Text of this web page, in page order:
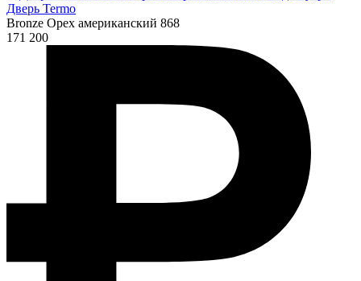
Дверь Termo
Bronze Орех американский 868
171 200